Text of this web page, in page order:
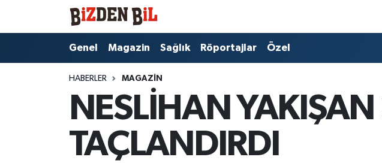
Genel Magazin Sağlık Röportajlar Özel
HABERLER MAGAZIN
NESLİHAN
TAÇLANDIRDI
Hava Durumu
Trafik Durumu
Süper Lig Puan Durumu ve Fikstür
Tüm Manşetler